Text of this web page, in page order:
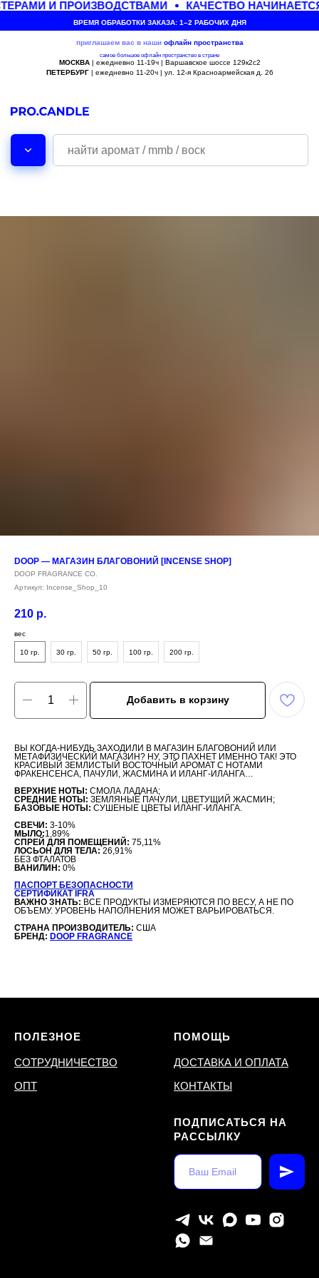
И ПРОИЗВОДСТВАМИ КАЧЕСТВО
ВРЕМЯ ОБРАБОТКИ ЗАКАЗА: 1–2 РАБОЧИХ ДНЯ
приглашаем вас в наши офлайн пространства
самое большое офлайн пространство в стране
МОСКВА| ежедневно 11-19ч | Варшавское шоссе 129к2с2
ПЕТЕРБУРГ| ежедневно 11-20ч | ул. 12-я Красноармейская д. 26
DOOP — МАГАЗИН БЛАГОВОНИЙ [INCENSE SHOP]
DOOP FRAGRANCE CO.
Артикул: Incense_Shop_10
210 р.
вес
10 гр. 30 гр. 50 гр. 100 гр. 200 гр.
Добавить в корзину
ВЫ КОГДА-НИБУДЬ ЗАХОДИЛИ В МАГАЗИН БЛАГОВОНИЙ ИЛИ
МЕТАФИЗИЧЕСКИЙ МАГАЗИН? НУ, ЭТО ПАХНЕТ ИМЕННО ТАК! ЭТО
КРАСИВЫЙ ЗЕМЛИСТЫЙ ВОСТОЧНЫЙ АРОМАТ С НОТАМИ
ФРАКЕНСЕНСА, ПАЧУЛИ, ЖАСМИНА И ИЛАНГ-ИЛАНГА…
ВЕРХНИЕ НОТЫ: СМОЛА ЛАДАНА;
СРЕДНИЕ НОТЫ: ЗЕМЛЯНЫЕ ПАЧУЛИ, ЦВЕТУЩИЙ ЖАСМИН;
БАЗОВЫЕ НОТЫ: СУШЕНЫЕ ЦВЕТЫ ИЛАНГ-ИЛАНГА.
СВЕЧИ: 3-10%
МЫЛО:1,89%
СПРЕЙ ДЛЯ ПОМЕЩЕНИЙ: 75,11%
ЛОСЬОН ДЛЯ ТЕЛА: 26,91%
БЕЗ ФТАЛАТОВ
ВАНИЛИН: 0%
ПАСПОРТ БЕЗОПАСНОСТИ
СЕРТИФИКАТ IFRA
ВАЖНО ЗНАТЬ: ВСЕ ПРОДУКТЫ ИЗМЕРЯЮТСЯ ПО ВЕСУ, А НЕ ПО
ОБЪЕМУ. УРОВЕНЬ НАПОЛНЕНИЯ МОЖЕТ ВАРЬИРОВАТЬСЯ.
СТРАНА ПРОИЗВОДИТЕЛЬ: США
БРЕНД: DOOP FRAGRANCE
ПОЛЕЗНОЕ
СОТРУДНИЧЕСТВО
ОПТ
ПОМОЩЬ
ДОСТАВКА И ОПЛАТА
КОНТАКТЫ
ПОДПИСАТЬСЯ НА
РАССЫЛКУ